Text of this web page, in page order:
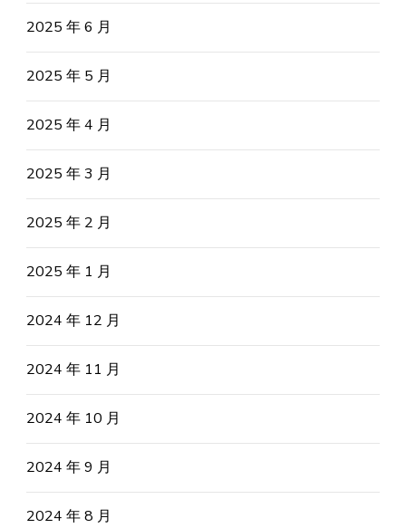
2025 年 6 月
2025 年 5 月
2025 年 4 月
2025 年 3 月
2025 年 2 月
2025 年 1 月
2024 年 12 月
2024 年 11 月
2024 年 10 月
2024 年 9 月
2024 年 8 月